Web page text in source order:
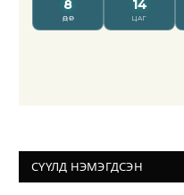
СҮҮЛД НЭМЭГДСЭН